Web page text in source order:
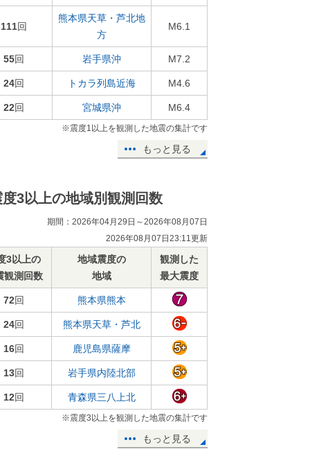
111回
熊本県天草・芦北地
方
M6.1
55回 岩手県沖 M7.2
24回 トカラ列島近海 M4.6
22回 宮城県沖 M6.4
※震度1以上を観測した地震の集計です
もっと見る
度3以上の地域別観測回数
期間：2026年04月29日～2026年08月07日
2026年08月07日23:11更新
3以上の
観測回数
地域震度の
地域
観測した
最大震度
72回 熊本県熊本
24回 熊本県天草・芦北
16回 鹿児島県薩摩
13回 岩手県内陸北部
12回 青森県三八上北
※震度3以上を観測した地震の集計です
もっと見る